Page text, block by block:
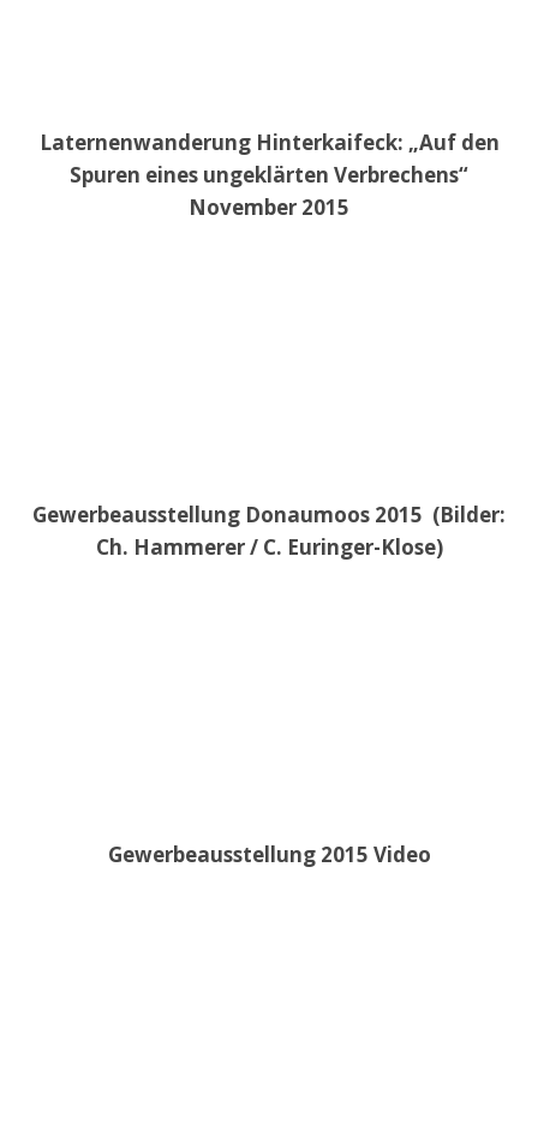
Laternenwanderung Hinterkaifeck: „Auf den
Spuren eines ungeklärten Verbrechens“
November 2015
Gewerbeausstellung Donaumoos 2015 (Bilder:
Ch. Hammerer / C. Euringer-Klose)
Gewerbeausstellung 2015 Video